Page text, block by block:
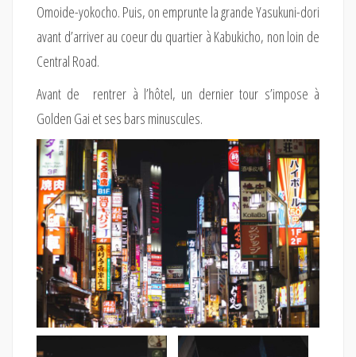
Omoide-yokocho. Puis, on emprunte la grande Yasukuni-dori
avant d’arriver au coeur du quartier à Kabukicho, non loin de
Central Road.
Avant de rentrer à l’hôtel, un dernier tour s’impose à
Golden Gai et ses bars minuscules.